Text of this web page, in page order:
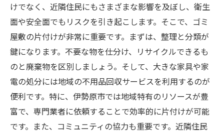
けでなく、近隣住民にもさまざまな影響を及ぼし、衛生
面や安全面でもリスクを引き起こします。そこで、ゴミ
屋敷の片付けが非常に重要です。まずは、整理と分類が
鍵になります。不要な物を仕分け、リサイクルできるも
のと廃棄物を区別しましょう。そして、大きな家具や家
電の処分には地域の不用品回収サービスを利用するのが
便利です。特に、伊勢原市では地域特有のリソースが豊
富で、専門業者に依頼することで効率的に片付けが可能
です。また、コミュニティの協力も重要です。近隣住民